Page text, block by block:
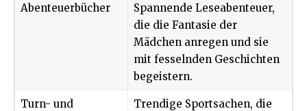
Abenteuerbücher
Spannende Leseabenteuer,
die die Fantasie der
Mädchen anregen und sie
mit fesselnden Geschichten
begeistern.
Turn- und
Trendige Sportsachen, die